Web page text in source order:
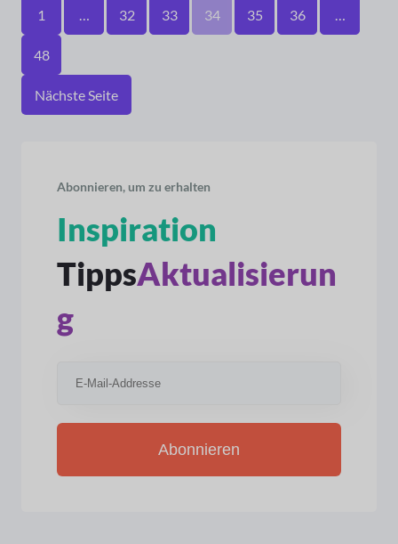
1 32 33 34 35 36
48
Nächste Seite
Abonnieren, um zu erhalten
Inspiration
TippsAktualisierun
g
Abonnieren